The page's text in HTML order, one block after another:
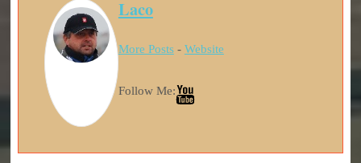
Laco
More Posts- Website
Follow Me: